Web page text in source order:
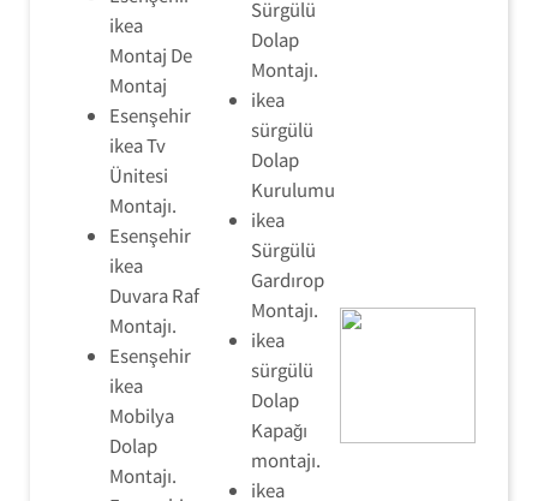
ikea
Montaj De
Montaj
Esenşehir
ikea Tv
Ünitesi
Montajı.
Esenşehir
ikea
Duvara Raf
Montajı.
Esenşehir
ikea
Mobilya
Dolap
Montajı.
Sürgülü
Dolap
Montajı.
ikea
sürgülü
Dolap
Kurulumu
ikea
Sürgülü
Gardırop
Montajı.
ikea
sürgülü
Dolap
Kapağı
montajı.
ikea